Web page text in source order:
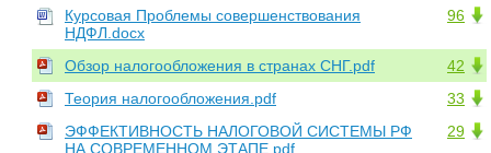
96
Курсовая Проблемы совершенствования
НДФЛ.docx
42
Обзор налогообложения в странах СНГ.pdf
33
Теория налогообложения.pdf
29
ЭФФЕКТИВНОСТЬ НАЛОГОВОЙ СИСТЕМЫ РФ
НА СОВРЕМЕННОМ ЭТАПЕ.pdf